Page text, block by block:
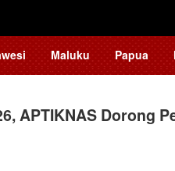
Maluku Papua
APTIKNAS Dorong